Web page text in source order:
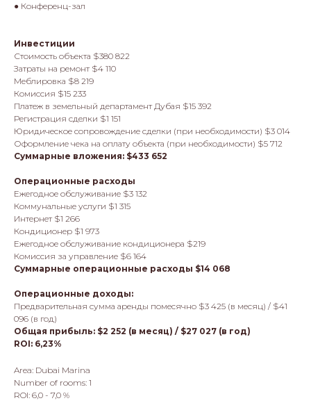
● Конференц-зал
Инвестиции
Стоимость объекта $380 822
Затраты на ремонт $4 110
Меблировка $8 219
Комиссия $15 233
Платеж в земельный департамент Дубая $15 392
Регистрация сделки $1 151
Юридическое сопровождение сделки (при необходимости) $3 014
Оформление чека на оплату объекта (при необходимости) $5 712
Суммарные вложения: $433 652
Операционные расходы
Ежегодное обслуживание $3 132
Коммунальные услуги $1 315
Интернет $1 266
Кондиционер $1 973
Ежегодное обслуживание кондиционера $219
Комиссия за управление $6 164
Суммарные операционные расходы $14 068
Операционные доходы:
Предварительная сумма аренды помесячно $3 425 (в месяц) / $41
096 (в год)
Общая прибыль: $2 252 (в месяц) / $27 027 (в год)
ROI: 6,23%
Area: Dubai Marina
Number of rooms: 1
ROI: 6,0 - 7,0 %